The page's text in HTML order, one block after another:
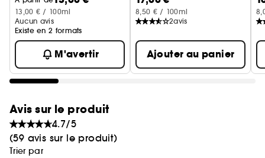
13,00 € / 100ml
Aucun avis
Existe en 2 formats
M'avertir
8,50 € / 100ml
2avis
Ajouter au panier
Avis sur le produit
4.7/5
(59 avis sur le produit)
Trier par